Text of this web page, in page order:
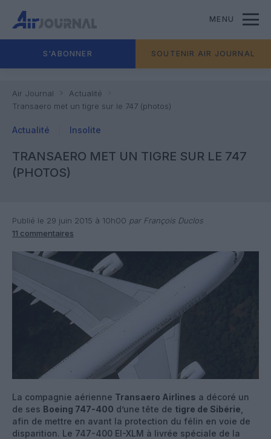
MENU
S'ABONNER SOUTENIR AIR JOURNAL
Air Journal
Actualité
Transaero met un tigre sur le 747 (photos)
Actualité Insolite
TRANSAERO MET UN TIGRE SUR LE 747
(PHOTOS)
Publié le 29 juin 2015 à 10h00 par François Duclos
11 commentaires
La compagnie aérienne Transaero Airlines a décoré un
de ses Boeing 747-400 d’une tête de tigre de Sibérie
afin de mettre en avant la protection du félin en voie de
disparition. Le 747-400 EI-XLM à livrée spéciale de la